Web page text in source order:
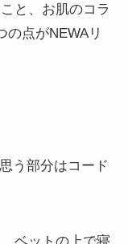
と、お肌のコラ
の点がNEWAリ
う部分はコード